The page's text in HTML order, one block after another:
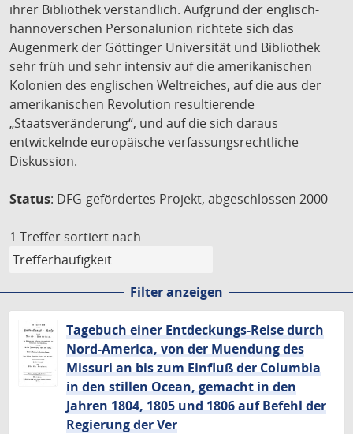
ihrer Bibliothek verständlich. Aufgrund der englisch-
hannoverschen Personalunion richtete sich das
Augenmerk der Göttinger Universität und Bibliothek
sehr früh und sehr intensiv auf die amerikanischen
Kolonien des englischen Weltreiches, auf die aus der
amerikanischen Revolution resultierende
„Staatsveränderung“, und auf die sich daraus
entwickelnde europäische verfassungsrechtliche
Diskussion.
Status: DFG-gefördertes Projekt, abgeschlossen 2000
1 Treffer sortiert nach
Filter anzeigen
Tagebuch einer Entdeckungs-Reise durch
Nord-America, von der Muendung des
Missuri an bis zum Einfluß der Columbia
in den stillen Ocean, gemacht in den
Jahren 1804, 1805 und 1806 auf Befehl der
Regierung der Ver